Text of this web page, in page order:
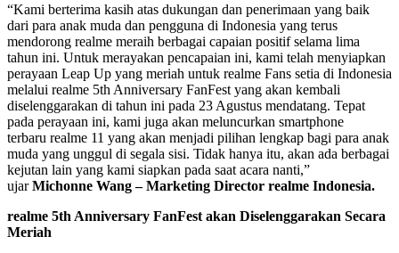
“Kami berterima kasih atas dukungan dan penerimaan yang baik
dari para anak muda dan pengguna di Indonesia yang terus
mendorong realme meraih berbagai capaian positif selama lima
tahun ini. Untuk merayakan pencapaian ini, kami telah menyiapkan
perayaan Leap Up yang meriah untuk realme Fans setia di Indonesia
melalui realme 5th Anniversary FanFest yang akan kembali
diselenggarakan di tahun ini pada 23 Agustus mendatang. Tepat
pada perayaan ini, kami juga akan meluncurkan smartphone
terbaru realme 11 yang akan menjadi pilihan lengkap bagi para anak
muda yang unggul di segala sisi. Tidak hanya itu, akan ada berbagai
kejutan lain yang kami siapkan pada saat acara nanti,”
ujarMichonne Wang – Marketing Director realme Indonesia.
realme 5th Anniversary FanFest akan Diselenggarakan Secara
Meriah